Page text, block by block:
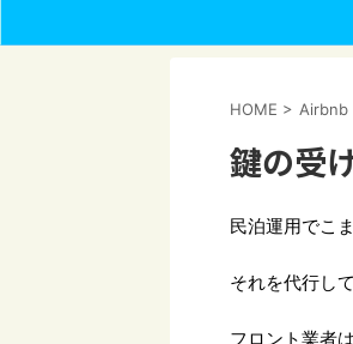
HOME > Airbnb
鍵の受
民泊運用でこ
それを代行し
フロント業者